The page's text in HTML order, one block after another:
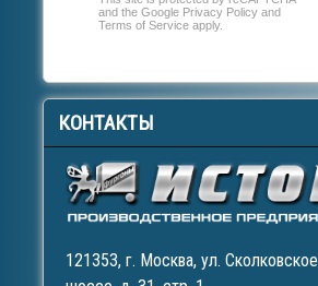
and the Google Privacy Policy and
Terms of Service apply.
КОНТАКТЫ
121353, г. Москва, ул. Сколковское